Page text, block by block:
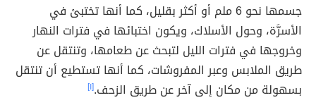
جسمها نحو 6 ملم أو أكثر بقليل، كما أنها تختبئ في
الأسرَّة، وحول الأسلاك، ويكون اختبائها في فترات النهار
وخروجها في فترات الليل لتبحث عن طعامها، وتنتقل عن
طريق الملابس وعبر المفروشات، كما أنها تستطيع أن تنتقل
بسهولة من مكان إلى آخر عن طريق الزحف.[١]